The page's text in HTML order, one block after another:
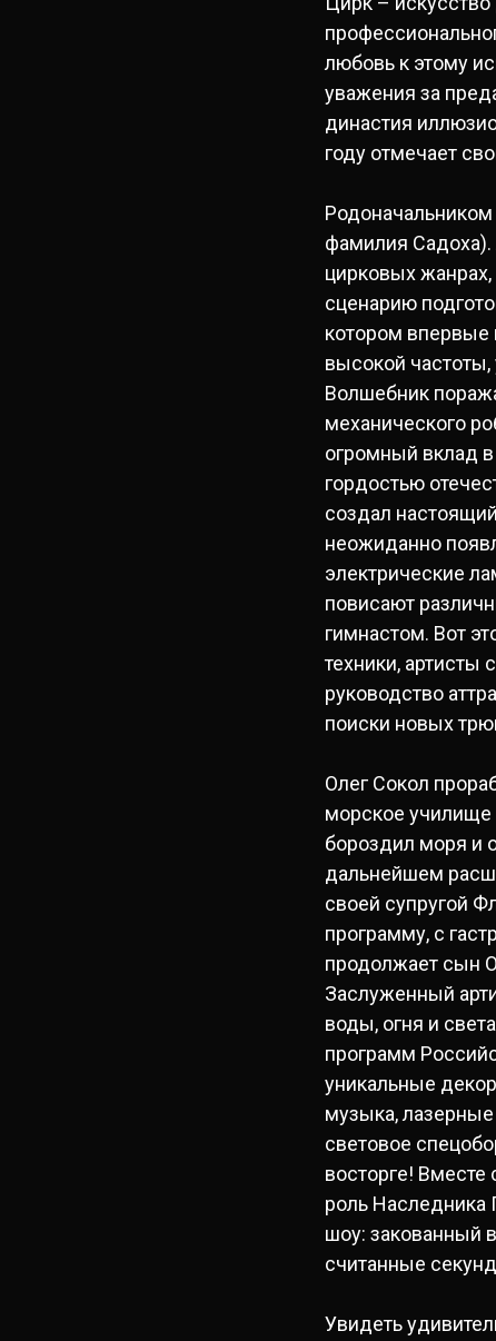
любовь к этому
уважения за
династия
году отмечает
фамилия Садоха).
цирковых жанрах,
сценарию
котором впервые
высокой частоты,
Волшебник
механического
огромный вклад в
гордостью
создал
неожиданно
электрические
повисают
гимнастом. Вот
техники, артисты
руководство
поиски новых
Олег Сокол
морское училище
бороздил моря и
дальнейшем
своей супругой
программу, с
продолжает сын
Заслуженный
воды, огня и
программ
уникальные
музыка,
световое
восторге!
роль
шоу: закованный
считанные
Увидеть